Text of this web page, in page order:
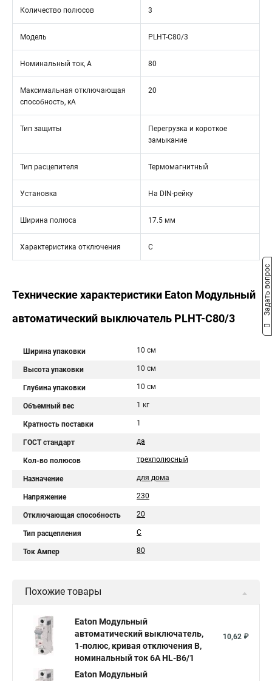
Количество полюсов 3
Модель PLHT-C80/3
Номинальный ток, А 80
Максимальная отключающая
способность, кА
20
Тип защиты
Перегрузка и короткое
замыкание
Тип расцепителя Термомагнитный
Установка На DIN-рейку
Ширина полюса 17.5 мм
Характеристика отключения C
Технические характеристики Eaton Модульный
автоматический выключатель PLHT-C80/3
Ширина упаковки 10 см
Высота упаковки 10 см
Глубина упаковки 10 см
Объемный вес 1 кг
Кратность поставки 1
ГОСТ стандарт да
Кол-во полюсов трехполюсный
Назначение для дома
Напряжение 230
Отключающая способность 20
Тип расцепления C
Ток Ампер 80
Похожие товары
Eaton Модульный
автоматический выключатель,
1-полюс, кривая отключения B,
номинальный ток 6А HL-B6/1
10,62 ₽
Eaton Модульный
Задать вопрос